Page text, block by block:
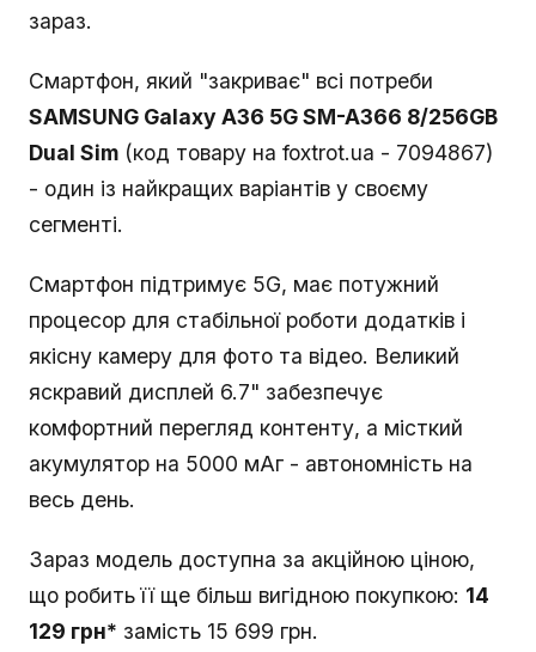
зараз.
Смартфон, який "закриває" всі потреби
SAMSUNG Galaxy A36 5G SM-A366 8/256GB
Dual Sim (код товару на foxtrot.ua - 7094867)
- один із найкращих варіантів у своєму
сегменті.
Смартфон підтримує 5G, має потужний
процесор для стабільної роботи додатків і
якісну камеру для фото та відео. Великий
яскравий дисплей 6.7" забезпечує
комфортний перегляд контенту, а місткий
акумулятор на 5000 мАг - автономність на
весь день.
Зараз модель доступна за акційною ціною,
що робить її ще більш вигідною покупкою: 14
129 грн* замість 15 699 грн.